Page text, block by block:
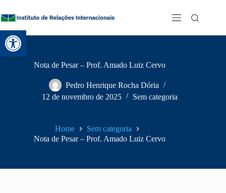
Abrir a barra de ferramentas
Nota de Pesar – Prof. Amado Luiz Cervo
Pedro Henrique Rocha Dória
12 de novembro de 2025
Sem categoria
Home
Sem categoria
Nota de Pesar – Prof. Amado Luiz Cervo